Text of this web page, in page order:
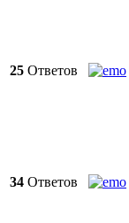
25 Ответов
34 Ответов